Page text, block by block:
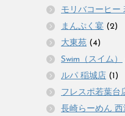
モリバコーヒー
まんぷく宴 (2)
大東苑 (4)
Swim（スイム）
ルパ 稲城店 (1)
フレスポ若葉台
長崎らーめん